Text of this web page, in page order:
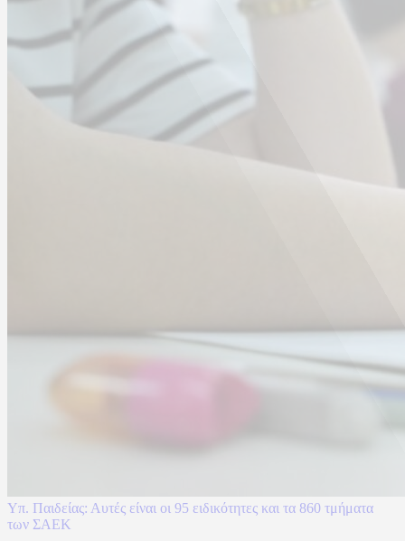
Υπ. Παιδείας: Αυτές είναι οι 95 ειδικότητες και τα 860 τμήματα
των ΣΑΕΚ